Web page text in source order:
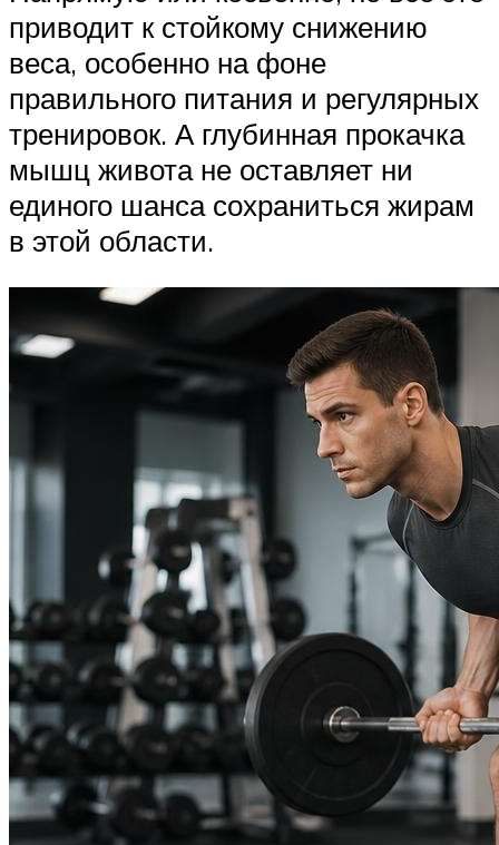
приводит к стойкому снижению
веса, особенно на фоне
правильного питания и регулярных
тренировок. А глубинная прокачка
мышц живота не оставляет ни
единого шанса сохраниться жирам
в этой области.